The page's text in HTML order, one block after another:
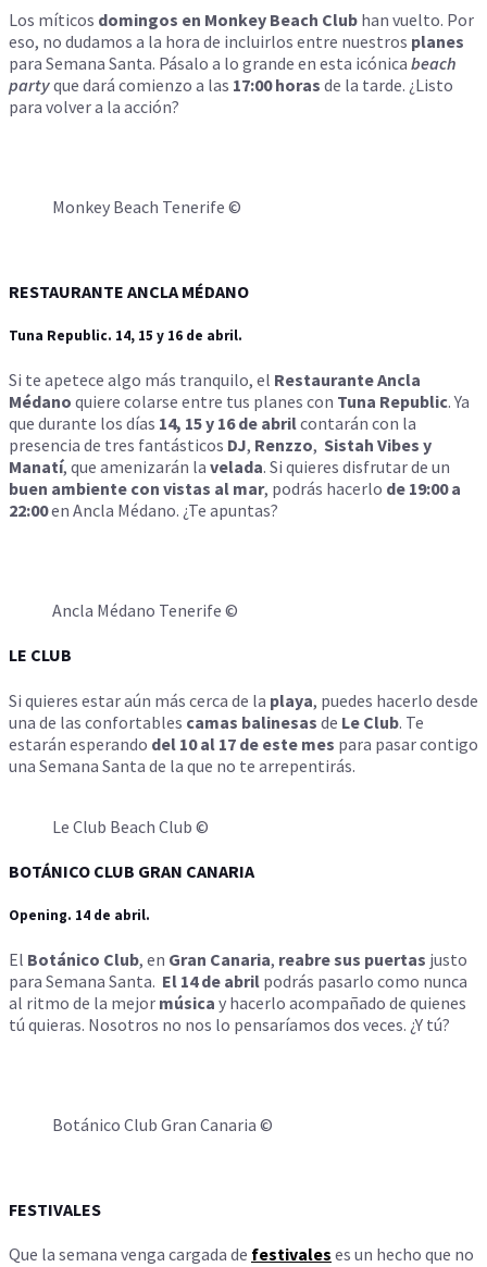
Los míticos domingos en Monkey Beach Club han vuelto. Por
eso, no dudamos a la hora de incluirlos entre nuestros planes
para Semana Santa. Pásalo a lo grande en esta icónica beach
partyque dará comienzo a las 17:00 horas de la tarde. ¿Listo
para volver a la acción?
Monkey Beach Tenerife ©
RESTAURANTE ANCLA MÉDANO
Tuna Republic. 14, 15 y 16 de abril.
Si te apetece algo más tranquilo, el Restaurante Ancla
Médano quiere colarse entre tus planes con Tuna Republic. Ya
que durante los días 14, 15 y 16 de abrilcontarán con la
presencia de tres fantásticos DJ, Renzzo, Sistah Vibes y
Manatí, que amenizarán la velada. Si quieres disfrutar de un
buen ambiente con vistas al mar, podrás hacerlo de 19:00 a
22:00en Ancla Médano. ¿Te apuntas?
Ancla Médano Tenerife ©
LE CLUB
Si quieres estar aún más cerca de la playa, puedes hacerlo desde
una de las confortables camas balinesas de Le Club. Te
estarán esperando del 10 al 17 de este mes para pasar contigo
una Semana Santa de la que no te arrepentirás.
Le Club Beach Club ©
BOTÁNICO CLUB GRAN CANARIA
Opening. 14 de abril.
El Botánico Club, en Gran Canaria, reabresus puertas justo
para Semana Santa. El 14 de abril podrás pasarlo como nunca
al ritmo de la mejor música y hacerlo acompañado de quienes
tú quieras. Nosotros no nos lo pensaríamos dos veces. ¿Y tú?
Botánico Club Gran Canaria ©
FESTIVALES
Que la semana venga cargada de festivales es un hecho que no